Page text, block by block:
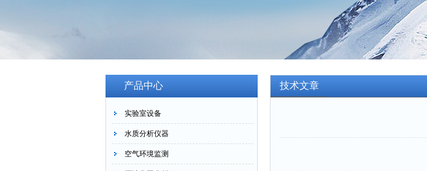
产品中心
实验室设备
水质分析仪器
空气环境监测
技术文章